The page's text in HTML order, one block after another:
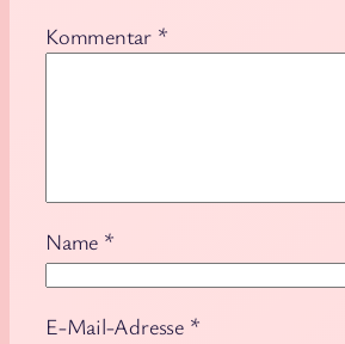
Kommentar *
Name *
E-Mail-Adresse *